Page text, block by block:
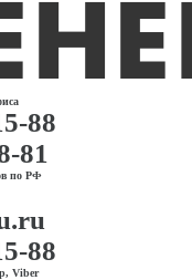
88
81
по РФ
88
Viber